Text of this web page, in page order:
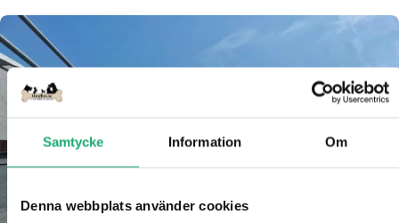
Samtycke Information Om
Denna webbplats använder cookies